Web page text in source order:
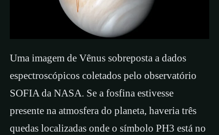
Uma imagem de Vênus sobreposta a dados
espectroscópicos coletados pelo observatório
SOFIA da NASA. Se a fosfina estivesse
presente na atmosfera do planeta, haveria três
quedas localizadas onde o símbolo PH3 está no